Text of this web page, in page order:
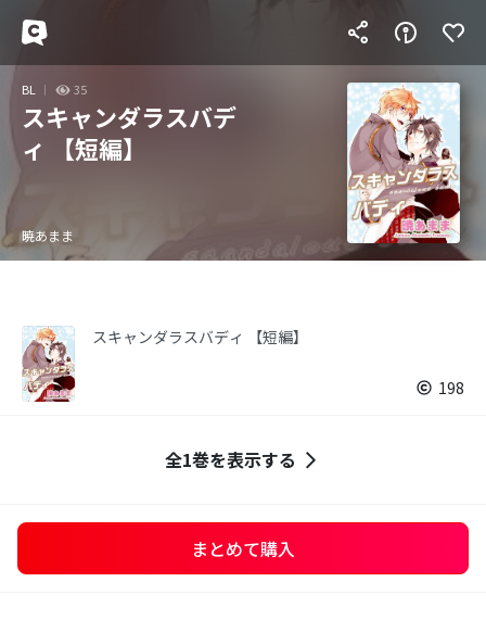
BL 35
スキャンダラスバデ
ィ 【短編】
暁あまま
スキャンダラスバディ 【短編】
198
全1巻を表示する
まとめて購入